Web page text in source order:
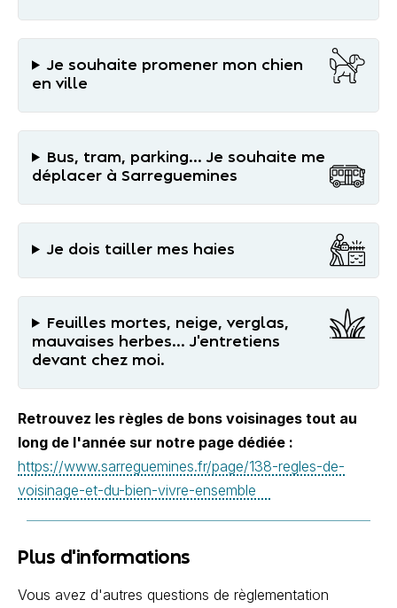
Je souhaite promener mon chien
en ville
Bus, tram, parking... Je souhaite me
déplacer à Sarreguemines
Je dois tailler mes haies
Feuilles mortes, neige, verglas,
mauvaises herbes... J'entretiens
devant chez moi.
Retrouvez les règles de bons voisinages tout au
long de l'année sur notre page dédiée :
https://www.sarreguemines.fr/page/138-regles-de-
voisinage-et-du-bien-vivre-ensemble
Plus d'informations
Vous avez d'autres questions de règlementation